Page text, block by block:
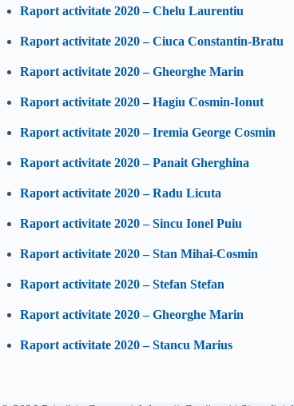
Raport activitate 2020 – Chelu Laurentiu
Raport activitate 2020 – Ciuca Constantin-Bratu
Raport activitate 2020 – Gheorghe Marin
Raport activitate 2020 – Hagiu Cosmin-Ionut
Raport activitate 2020 – Iremia George Cosmin
Raport activitate 2020 – Panait Gherghina
Raport activitate 2020 – Radu Licuta
Raport activitate 2020 – Sincu Ionel Puiu
Raport activitate 2020 – Stan Mihai-Cosmin
Raport activitate 2020 – Stefan Stefan
Raport activitate 2020 – Gheorghe Marin
Raport activitate 2020 – Stancu Marius